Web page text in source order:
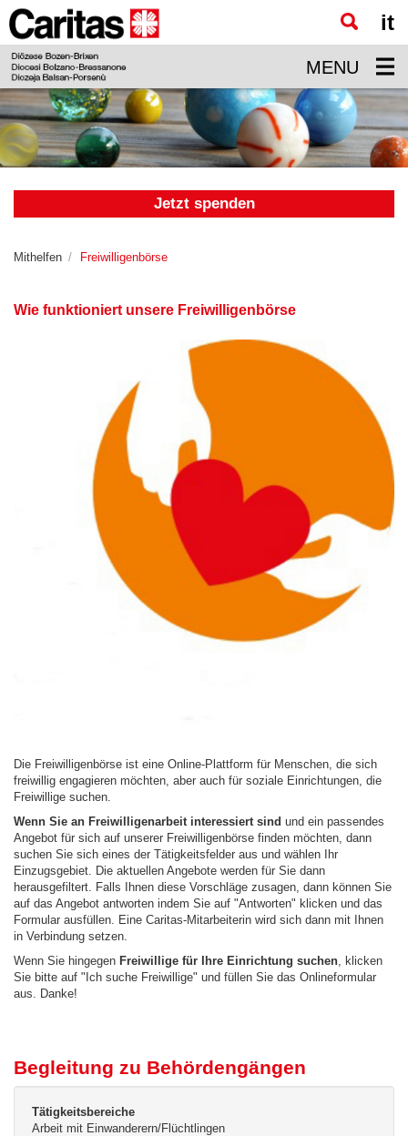
Zum
Hauptinhalt
springen
it
MENU
Jetzt spenden
Mithelfen Freiwilligenbörse
Wie funktioniert unsere Freiwilligenbörse
Die Freiwilligenbörse ist eine Online-Plattform für Menschen, die sich
freiwillig engagieren möchten, aber auch für soziale Einrichtungen, die
Freiwillige suchen.
Wenn Sie an Freiwilligenarbeit interessiert sind und ein passendes
Angebot für sich auf unserer Freiwilligenbörse finden möchten, dann
suchen Sie sich eines der Tätigkeitsfelder aus und wählen Ihr
Einzugsgebiet. Die aktuellen Angebote werden für Sie dann
herausgefiltert. Falls Ihnen diese Vorschläge zusagen, dann können Sie
auf das Angebot antworten indem Sie auf "Antworten" klicken und das
Formular ausfüllen. Eine Caritas-Mitarbeiterin wird sich dann mit Ihnen
in Verbindung setzen.
Wenn Sie hingegen Freiwillige für Ihre Einrichtung suchen , klicken
Sie bitte auf "Ich suche Freiwillige" und füllen Sie das Onlineformular
aus. Danke!
Begleitung zu Behördengängen
Tätigkeitsbereiche
Arbeit mit Einwanderern/Flüchtlingen